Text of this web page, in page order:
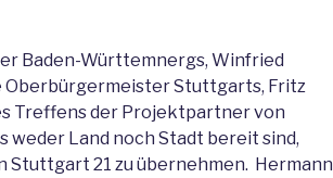
Baden-Württemnergs, Winfried
Oberbürgermeister Stuttgarts, Fritz
Treffens der Projektpartner von
Land noch Stadt bereit sind,
21 zu übernehmen. Hermann